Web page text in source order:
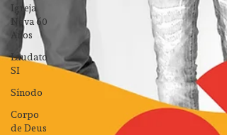
Igreja
Nova 60
Anos
Laudato
SI
Sínodo
Corpo
de Deus